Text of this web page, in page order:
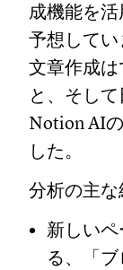
成機能を
予想して
文章作成
と、そし
Notion AI
した。
分析の主な
新しい
る、「